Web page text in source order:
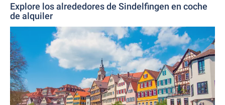
Explore los alrededores de Sindelfingen en coche
de alquiler